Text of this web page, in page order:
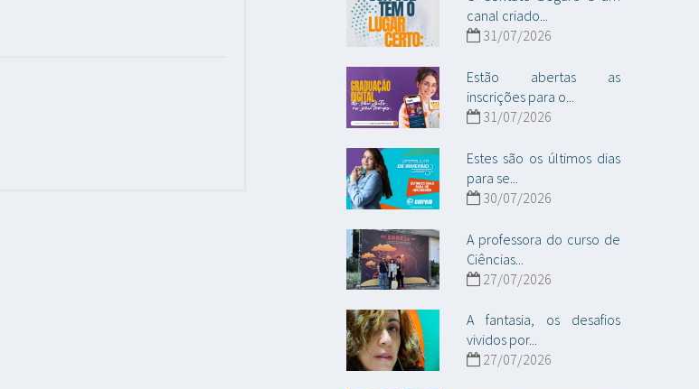
canal criado...
31/07/2026
Estão abertas as
inscrições para o...
31/07/2026
Estes são os últimos dias
para se...
30/07/2026
A professora do curso de
Ciências...
27/07/2026
A fantasia, os desafios
vividos por...
27/07/2026